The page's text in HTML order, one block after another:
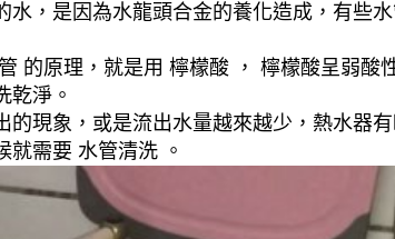
，是因為水龍頭合金的養化造成，有些
的原理，就是用 檸檬酸 ， 檸檬酸呈弱
乾淨。
現象，或是流出水量越來越少，熱水器
需要 水管清洗 。